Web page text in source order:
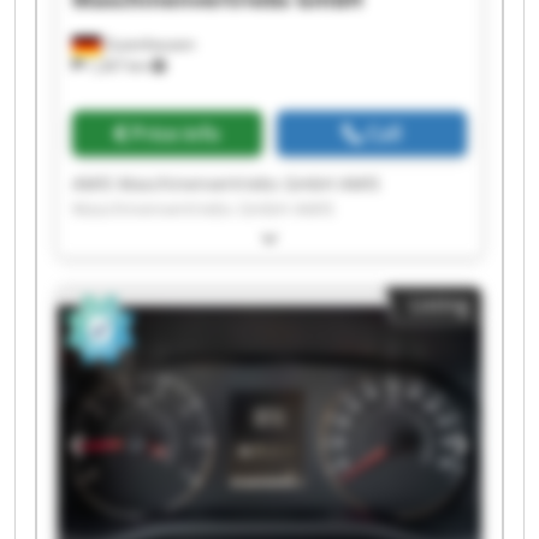
Zuzenhausen
1,267 km
Price info Call
AMIS Maschinenvertriebs GmbH AMIS
Maschinenvertriebs GmbH AMIS
Maschinenvertriebs GmbH AMIS
Maschinenvertriebs GmbH AMIS
Maschinenvertriebs GmbH AMIS
Maschinenvertriebs GmbH AMIS
Maschinenvertriebs GmbH AMIS
Maschinenvertriebs GmbH AMIS
Maschinenvertriebs GmbH AMIS
Maschinenvertriebs GmbH AMIS
Maschinenvertriebs GmbH AMIS
Listing